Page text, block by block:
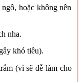
hoặc không nên
nha.
khó tiêu).
(vì sẽ dễ làm cho